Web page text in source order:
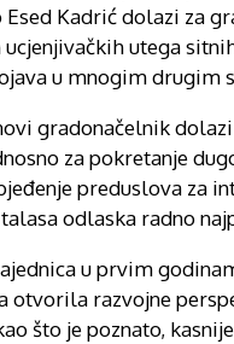
Kadrić dolazi za
utega
u mnogim drugim
gradonačelnik
za pokretanje
preduslova za
odlaska radno
u prvim
otvorila razvojne
što je poznato,